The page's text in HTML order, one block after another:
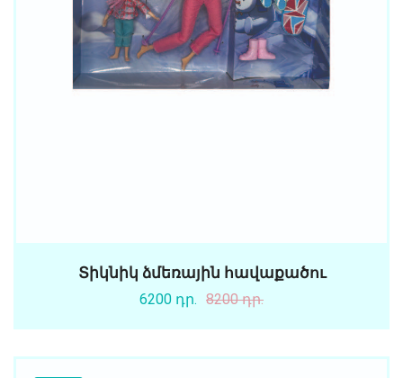
Տիկնիկ ձմեռային հավաքածու
6200 դր. 8200 դր.